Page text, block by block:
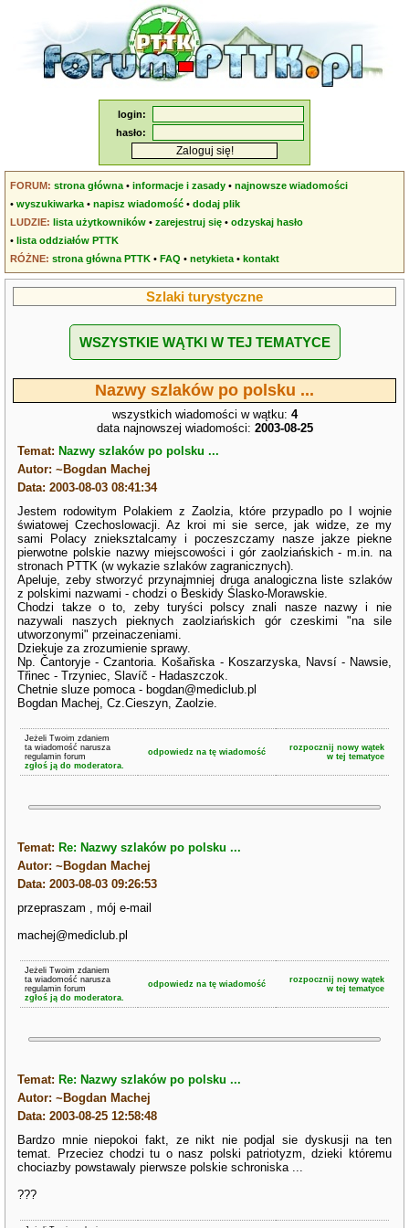
login:
hasło:
FORUM: strona główna •informacje i zasady •najnowsze wiadomości
•wyszukiwarka •napisz wiadomość •dodaj plik
LUDZIE: lista użytkowników •zarejestruj się •odzyskaj hasło
•lista oddziałów PTTK
RÓŻNE: strona główna PTTK •FAQ •netykieta •kontakt
Szlaki turystyczne
WSZYSTKIE WĄTKI W TEJ TEMATYCE
Nazwy szlaków po polsku ...
wszystkich wiadomości w wątku: 4
data najnowszej wiadomości: 2003-08-25
Temat: Nazwy szlaków po polsku ...
Autor: ~Bogdan Machej
Data: 2003-08-03 08:41:34
Jestem rodowitym Polakiem z Zaolzia, które przypadlo po I wojnie
światowej Czechoslowacji. Az kroi mi sie serce, jak widze, ze my
sami Polacy znieksztalcamy i poczeszczamy nasze jakze piekne
pierwotne polskie nazwy miejscowości i gór zaolziańskich - m.in. na
stronach PTTK (w wykazie szlaków zagranicznych).
Apeluje, zeby stworzyć przynajmniej druga analogiczna liste szlaków
z polskimi nazwami - chodzi o Beskidy Ślasko-Morawskie.
Chodzi takze o to, zeby turyści polscy znali nasze nazwy i nie
nazywali naszych pieknych zaolziańskich gór czeskimi "na sile
utworzonymi" przeinaczeniami.
Dziekuje za zrozumienie sprawy.
Np. Čantoryje - Czantoria. Košařiska - Koszarzyska, Navsí - Nawsie,
Třinec - Trzyniec, Slavíč - Hadaszczok.
Chetnie sluze pomoca - bogdan@mediclub.pl
Bogdan Machej, Cz.Cieszyn, Zaolzie.
Jeżeli Twoim zdaniem
ta wiadomość narusza
regulamin forum
zgłoś ją do moderatora.
odpowiedz na tę wiadomość
rozpocznij nowy wątek
w tej tematyce
Temat: Re: Nazwy szlaków po polsku ...
Autor: ~Bogdan Machej
Data: 2003-08-03 09:26:53
przepraszam , mój e-mail
machej@mediclub.pl
Jeżeli Twoim zdaniem
ta wiadomość narusza
regulamin forum
zgłoś ją do moderatora.
odpowiedz na tę wiadomość
rozpocznij nowy wątek
w tej tematyce
Temat: Re: Nazwy szlaków po polsku ...
Autor: ~Bogdan Machej
Data: 2003-08-25 12:58:48
Bardzo mnie niepokoi fakt, ze nikt nie podjal sie dyskusji na ten
temat. Przeciez chodzi tu o nasz polski patriotyzm, dzieki któremu
chociazby powstawaly pierwsze polskie schroniska ...
???